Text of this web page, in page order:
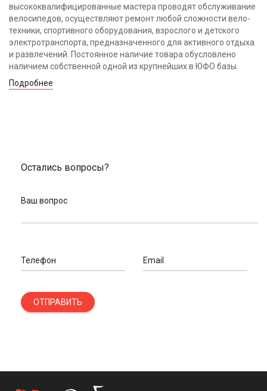
высококвалифицированные мастера проводят обслуживание
велосипедов, осуществляют ремонт любой сложности вело-
техники, спортивного оборудования, взрослого и детского
электротранспорта, предназначенного для активного отдыха
и развлечений. Постоянное наличие товара обусловлено
наличием собственной одной из крупнейших в ЮФО базы.
Подробнее
Остались вопросы?
Ваш вопрос
Телефон Email
ОТПРАВИТЬ